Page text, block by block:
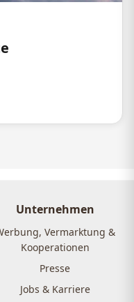
Unternehmen
Vermarktung &
Kooperationen
Presse
Jobs & Karriere